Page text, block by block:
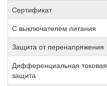
Сертификат
С выключателем питания
Защита от перенапряжения
Дифференциальная токовая
защита